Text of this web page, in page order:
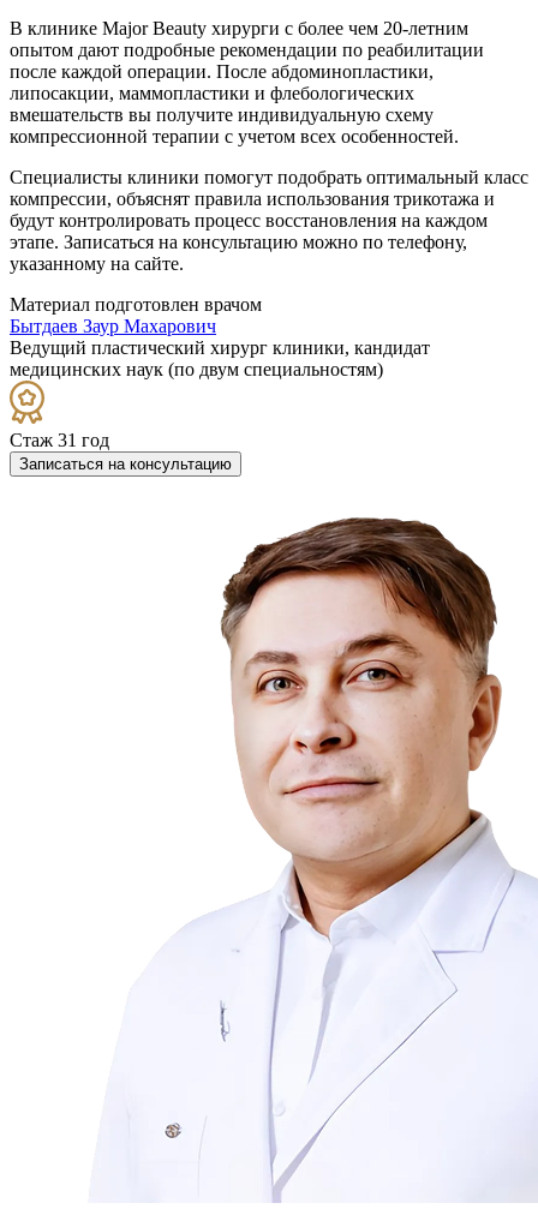
В клинике Major Beauty хирурги с более чем 20-летним
опытом дают подробные рекомендации по реабилитации
после каждой операции. После абдоминопластики,
липосакции, маммопластики и флебологических
вмешательств вы получите индивидуальную схему
компрессионной терапии с учетом всех особенностей.
Специалисты клиники помогут подобрать оптимальный класс
компрессии, объяснят правила использования трикотажа и
будут контролировать процесс восстановления на каждом
этапе. Записаться на консультацию можно по телефону,
указанному на сайте.
Материал подготовлен врачом
Бытдаев Заур Махарович
Ведущий пластический хирург клиники, кандидат
медицинских наук (по двум специальностям)
Стаж 31 год
Записаться на консультацию